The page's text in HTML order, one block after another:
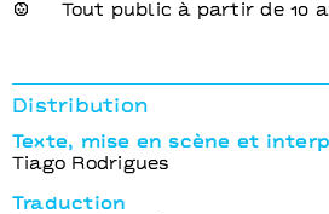
Tout public à partir de 10
Distribution
Texte, mise en scène et
Tiago Rodrigues
Traduction